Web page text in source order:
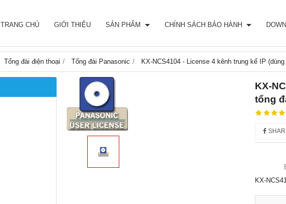
TRANG CHỦ GIỚI THIỆU SẢN PHẨM CHÍNH SÁCH BẢO HÀNH
Tổng đài điện thoại Tổng đài Panasonic KX-NCS4104 - License 4 kênh trung kế IP
KX-
tổng
KX-